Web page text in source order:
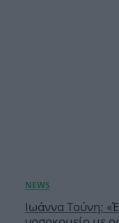
Ιωάννα Τούνη: